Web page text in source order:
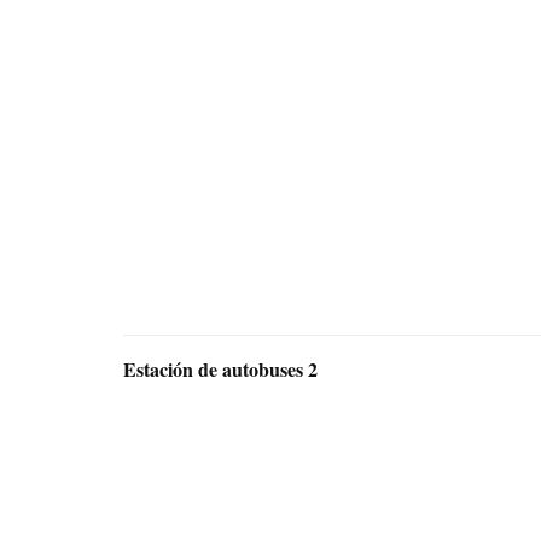
Estación de autobuses 2